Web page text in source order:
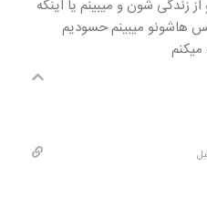
زندگی شون و میبینم یا اینکه
هاشونو میبینم حسودیم